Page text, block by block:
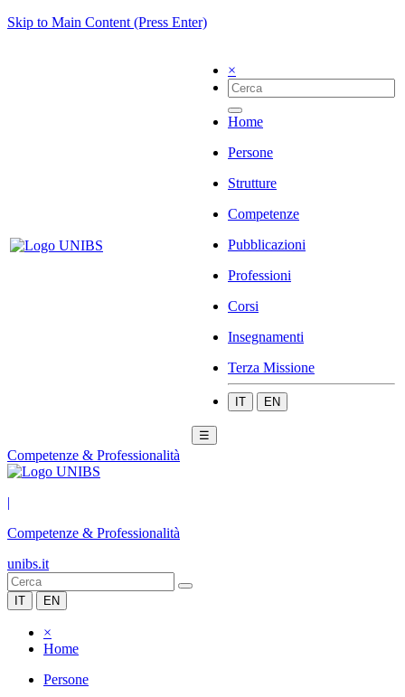
Skip to Main Content (Press Enter)
×
Home
Persone
Strutture
Competenze
Pubblicazioni
Professioni
Corsi
Insegnamenti
Terza Missione
IT EN
☰
Competenze & Professionalità
|
Competenze & Professionalità
unibs.it
IT EN
×
Home
Persone